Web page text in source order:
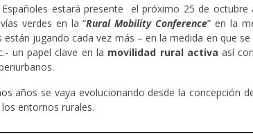
estará presente el próximo 25 de octubre
verdes en la “Rural Mobility Conference” en la
jugando cada vez más – en la medida en que
un papel clave en la movilidad rural activa así
años se vaya evolucionando desde la
entornos rurales.